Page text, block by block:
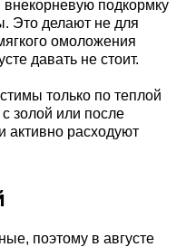
подкормку
Это делают не для
омоложения
давать не стоит.
только по теплой
золой или после
активно расходуют
поэтому в августе